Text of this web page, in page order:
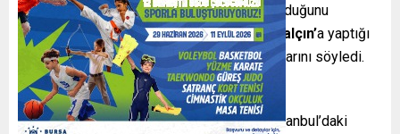
Çanakkale’de boğazın tepesinde bir kule olduğunu
söyeleyen Erdoğan,Sabah’tan Zübeyde Yalçın’a yaptığı
açıklamada bu kulelerin sayılarını arttıracaklarını söyledi.
Erdoğan şöyle konuştu,:
“Hem Çamlıca’nın yedeklenmesi hem de İstanbul’daki